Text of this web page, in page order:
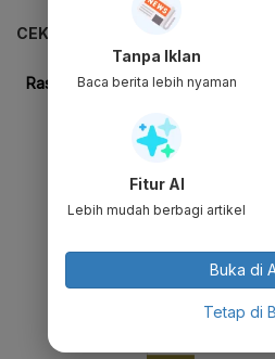
CEK JUGA DATA INI
Tanpa Iklan
Baca berita lebih nyaman
Fitur AI
Lebih mudah berbagi artikel
Buka di
Tetap di